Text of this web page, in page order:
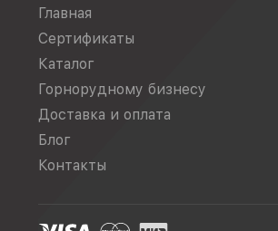
Главная
Сертификаты
Каталог
Горнорудному бизнесу
Доставка и оплата
Блог
Контакты